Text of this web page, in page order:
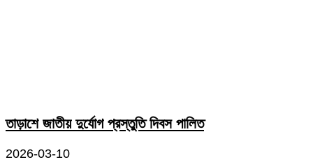
তাড়াশে জাতীয় দুর্যোগ প্রস্তুতি দিবস পালিত
2026-03-10